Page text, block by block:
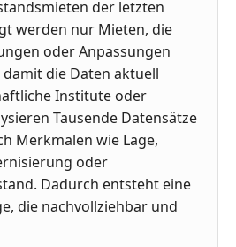
der letzten
werden nur Mieten, die
oder Anpassungen
die Daten aktuell
Institute oder
Tausende Datensätze
Merkmalen wie Lage,
oder
Dadurch entsteht eine
die nachvollziehbar und